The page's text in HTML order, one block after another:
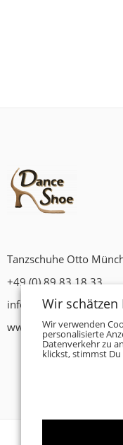
Tanzschuhe Otto
+49 (0) 89 83 18 33
info@tanzschuhe-
www.tanzschuhe-
Wir schätzen
Wir verwenden
personalisierte
Datenverkehr zu
klickst, stimmst